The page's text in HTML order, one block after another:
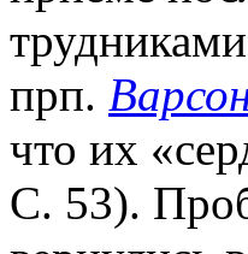
прп.
что их
С. 53).